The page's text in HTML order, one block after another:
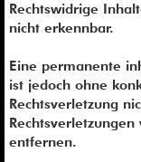
Rechtswidrige
nicht erkennbar.
Eine permanente
ist jedoch ohne
Rechtsverletzung
entfernen.